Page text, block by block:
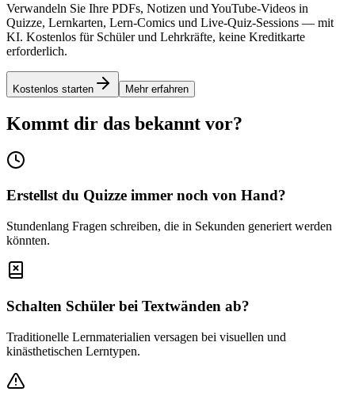
Verwandeln Sie Ihre PDFs, Notizen und YouTube-Videos in
Quizze, Lernkarten, Lern-Comics und Live-Quiz-Sessions — mit
KI. Kostenlos für Schüler und Lehrkräfte, keine Kreditkarte
erforderlich.
Kostenlos starten Mehr erfahren
Kommt dir das bekannt vor?
Erstellst du Quizze immer noch von Hand?
Stundenlang Fragen schreiben, die in Sekunden generiert werden
könnten.
Schalten Schüler bei Textwänden ab?
Traditionelle Lernmaterialien versagen bei visuellen und
kinästhetischen Lerntypen.